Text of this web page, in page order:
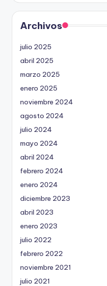
Archivos
julio 2025
abril 2025
marzo 2025
enero 2025
noviembre 2024
agosto 2024
julio 2024
mayo 2024
abril 2024
febrero 2024
enero 2024
diciembre 2023
abril 2023
enero 2023
julio 2022
febrero 2022
noviembre 2021
julio 2021